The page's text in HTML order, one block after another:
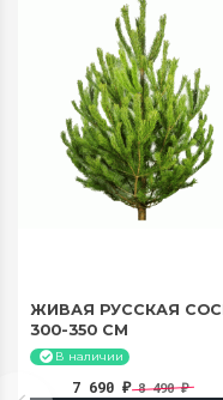
ЖИВАЯ РУССКАЯ
300-350 СМ
В наличии
7 690 ₽ 8 490₽